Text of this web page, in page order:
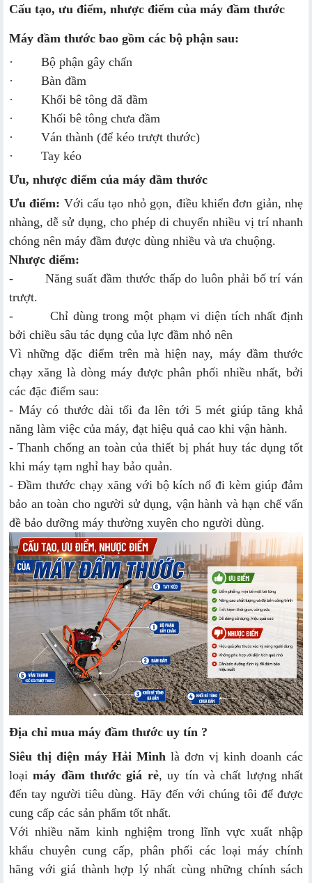
Cấu tạo, ưu điểm, nhược điểm của máy đầm thước
Máy đầm thước bao gồm các bộ phận sau:
· Bộ phận gây chấn
· Bàn đầm
· Khối bê tông đã đầm
· Khối bê tông chưa đầm
· Ván thành (để kéo trượt thước)
· Tay kéo
Ưu, nhược điểm của máy đầm thước
Ưu điểm: Với cấu tạo nhỏ gọn, điều khiển đơn giản, nhẹ
nhàng, dễ sử dụng, cho phép di chuyển nhiều vị trí nhanh
chóng nên máy đầm được dùng nhiều và ưa chuộng.
Nhược điểm:
- Năng suất đầm thước thấp do luôn phải bố trí ván
trượt.
- Chỉ dùng trong một phạm vi diện tích nhất định
bởi chiều sâu tác dụng của lực đầm nhỏ nên
Vì những đặc điểm trên mà hiện nay, máy đầm thước
chạy xăng là dòng máy được phân phối nhiều nhất, bởi
các đặc điểm sau:
- Máy có thước dài tối đa lên tới 5 mét giúp tăng khả
năng làm việc của máy, đạt hiệu quả cao khi vận hành.
- Thanh chống an toàn của thiết bị phát huy tác dụng tốt
khi máy tạm nghỉ hay bảo quản.
- Đầm thước chạy xăng với bộ kích nổ đi kèm giúp đảm
bảo an toàn cho người sử dụng, vận hành và hạn chế vấn
đề bảo dưỡng máy thường xuyên cho người dùng.
Địa chỉ mua máy đầm thước uy tín ?
Siêu thị điện máy Hải Minh là đơn vị kinh doanh các
loạimáy đầm thước giá rẻ, uy tín và chất lượng nhất
đến tay người tiêu dùng. Hãy đến với chúng tôi để được
cung cấp các sản phẩm tốt nhất.
Với nhiều năm kinh nghiệm trong lĩnh vực xuất nhập
khẩu chuyên cung cấp, phân phối các loại máy chính
hãng với giá thành hợp lý nhất cùng những chính sách